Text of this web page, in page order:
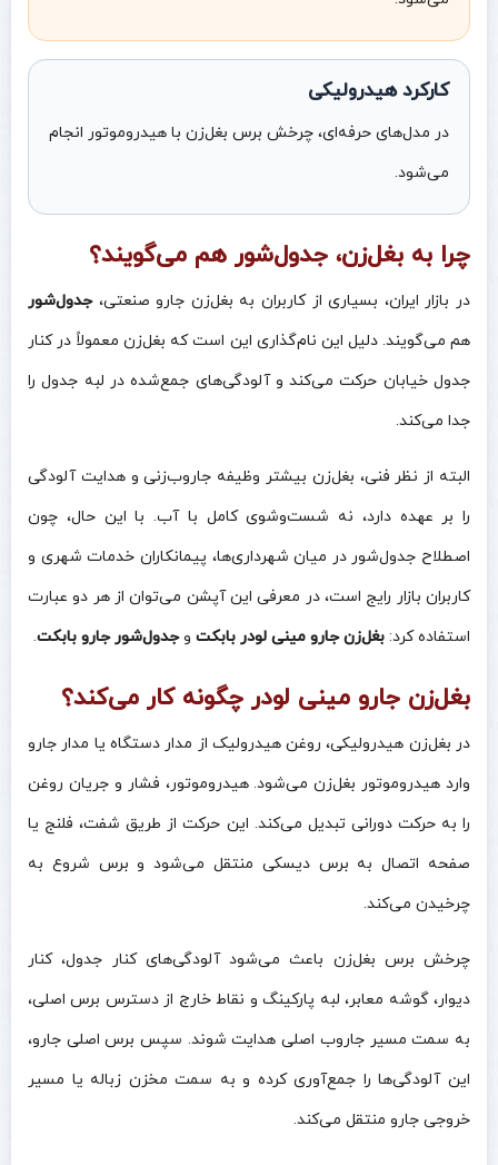
کارکرد هیدرولیکی
در مدل‌های حرفه‌ای، چرخش برس بغل‌زن با هیدروموتور انجام
می‌شود.
چرا به بغل‌زن، جدول‌شور هم می‌گویند؟
در بازار ایران، بسیاری از کاربران به بغل‌زن جارو صنعتی،جدول‌شور
هم می‌گویند. دلیل این نام‌گذاری این است که بغل‌زن معمولاً در کنار
جدول خیابان حرکت می‌کند و آلودگی‌های جمع‌شده در لبه جدول را
جدا می‌کند.
البته از نظر فنی، بغل‌زن بیشتر وظیفه جاروب‌زنی و هدایت آلودگی
را بر عهده دارد، نه شست‌وشوی کامل با آب. با این حال، چون
اصطلاح جدول‌شور در میان شهرداری‌ها، پیمانکاران خدمات شهری و
کاربران بازار رایج است، در معرفی این آپشن می‌توان از هر دو عبارت
استفاده کرد: بغل‌زن جارو مینی‌ لودر بابکت وجدول‌شور جارو بابکت.
بغل‌زن جارو مینی‌ لودر چگونه کار می‌کند؟
در بغل‌زن هیدرولیکی، روغن هیدرولیک از مدار دستگاه یا مدار جارو
وارد هیدروموتور بغل‌زن می‌شود. هیدروموتور، فشار و جریان روغن
را به حرکت دورانی تبدیل می‌کند. این حرکت از طریق شفت، فلنج یا
صفحه اتصال به برس دیسکی منتقل می‌شود و برس شروع به
چرخیدن می‌کند.
چرخش برس بغل‌زن باعث می‌شود آلودگی‌های کنار جدول، کنار
دیوار، گوشه معابر، لبه پارکینگ و نقاط خارج از دسترس برس اصلی،
به سمت مسیر جاروب اصلی هدایت شوند. سپس برس اصلی جارو،
این آلودگی‌ها را جمع‌آوری کرده و به سمت مخزن زباله یا مسیر
خروجی جارو منتقل می‌کند.